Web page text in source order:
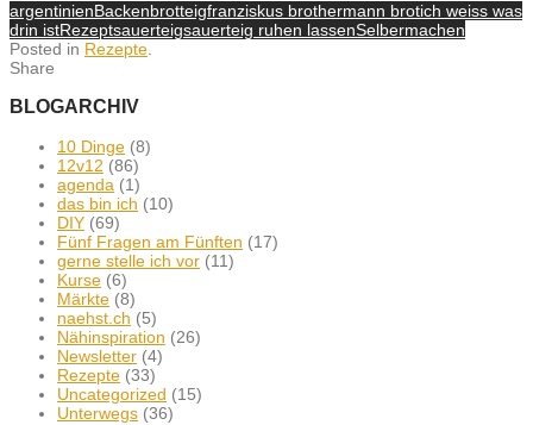
argentinienBackenbrotteigfranziskus brothermann brotich weiss was
drin istRezeptsauerteigsauerteig ruhen lassenSelbermachen
Posted in Rezepte
Share
BLOGARCHIV
10 Dinge (8)
12v12 (86)
agenda (1)
das bin ich (10)
DIY (69)
Fünf Fragen am Fünften (17)
gerne stelle ich vor (11)
Kurse (6)
Märkte (8)
naehst.ch (5)
Nähinspiration (26)
Newsletter (4)
Rezepte (33)
Uncategorized (15)
Unterwegs (36)